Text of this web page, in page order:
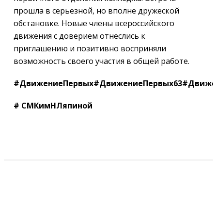
прошла в серьезной, но вполне дружеской
обстановке. Новые члены всероссийского
движения с доверием отнеслись к
приглашению и позитивно восприняли
возможность своего участия в общей работе.
# СМКимНЛяпиной